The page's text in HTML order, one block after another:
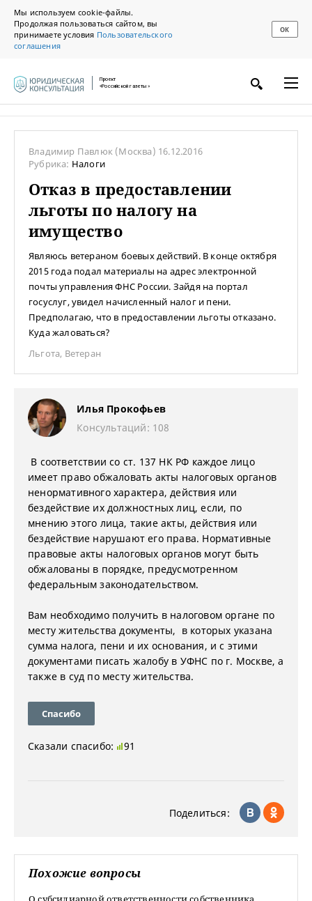
Мы используем cookie-файлы.
Продолжая пользоваться сайтом, вы
принимаете условия Пользовательского
соглашения
ОК
Проект
«Российской газеты»
Владимир Павлюк (Москва) 16.12.2016
Рубрика: Налоги
Отказ в предоставлении
льготы по налогу на
имущество
Являюсь ветераном боевых действий. В конце октября
2015 года подал материалы на адрес электронной
почты управления ФНС России. Зайдя на портал
госуслуг, увидел начисленный налог и пени.
Предполагаю, что в предоставлении льготы отказано.
Куда жаловаться?
Льгота, Ветеран
Илья Прокофьев
Консультаций: 108
В соответствии со ст. 137 НК РФ каждое лицо
имеет право обжаловать акты налоговых органов
ненормативного характера, действия или
бездействие их должностных лиц, если, по
мнению этого лица, такие акты, действия или
бездействие нарушают его права. Нормативные
правовые акты налоговых органов могут быть
обжалованы в порядке, предусмотренном
федеральным законодательством.
Вам необходимо получить в налоговом органе по
месту жительства документы, в которых указана
сумма налога, пени и их основания, и с этими
документами писать жалобу в УФНС по г. Москве, а
также в суд по месту жительства.
Спасибо
Сказали спасибо: 91
Поделиться:
Похожие вопросы